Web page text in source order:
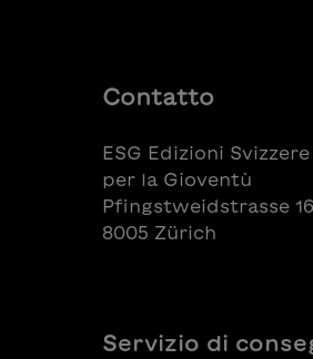
Contatto
ESG Edizioni Svizzere
per la Gioventù
Pfingstweidstrasse 16
8005 Zürich
Servizio di